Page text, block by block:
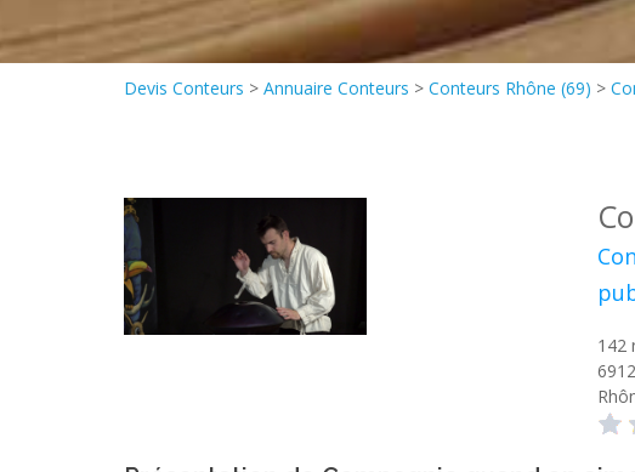
Devis Conteurs > Annuaire Conteurs > Conteurs Rhône (69) >
142